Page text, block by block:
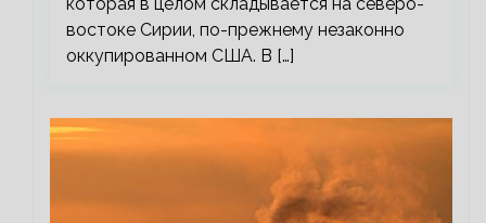
востоке Сирии, по-прежнему незаконно
оккупированном США. В […]